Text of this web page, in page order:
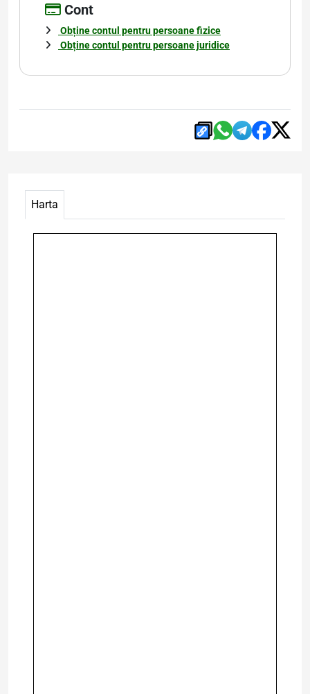
Cont
Obține contul pentru persoane fizice
Obține contul pentru persoane juridice
Harta